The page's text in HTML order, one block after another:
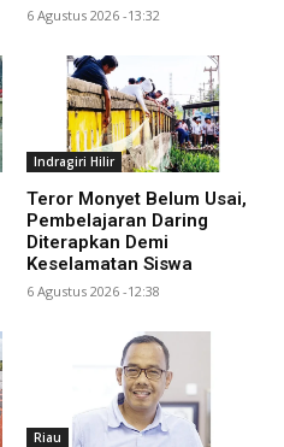
6 Agustus 2026 -13:32
Indragiri Hilir
Teror Monyet Belum Usai,
Pembelajaran Daring
Diterapkan Demi
Keselamatan Siswa
6 Agustus 2026 -12:38
Riau